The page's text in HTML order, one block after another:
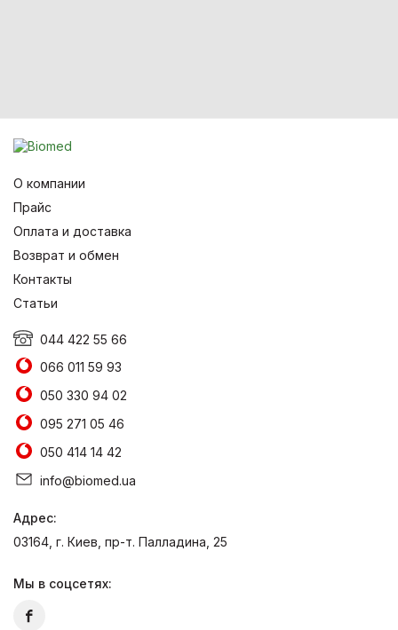
О компании
Прайс
Оплата и доставка
Возврат и обмен
Контакты
Статьи
044 422 55 66
066 011 59 93
050 330 94 02
095 271 05 46
050 414 14 42
info@biomed.ua
Адрес:
03164, г. Киев, пр-т. Палладина, 25
Мы в соцсетях: